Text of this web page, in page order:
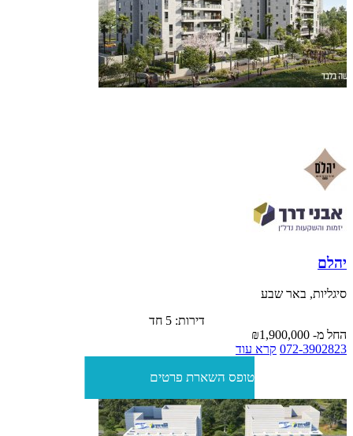
יהלם
סיגליות, באר שבע
דירות: 5 חד
החל מ- ₪1,900,000
072-3902823 קרא עוד
טופס השארת פרטים